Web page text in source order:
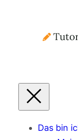
Das bin